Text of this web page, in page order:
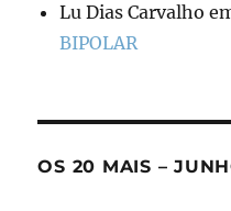
Lu Dias Carvalho
BIPOLAR
OS 20 MAIS –